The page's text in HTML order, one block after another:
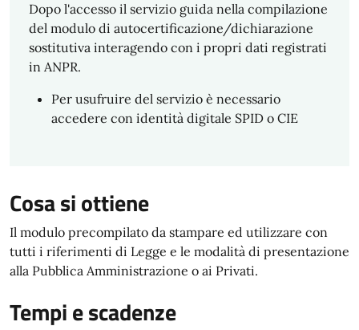
Dopo l'accesso il servizio guida nella compilazione
del modulo di autocertificazione/dichiarazione
sostitutiva interagendo con i propri dati registrati
in ANPR.
Per usufruire del servizio è necessario
accedere con identità digitale SPID o CIE
Cosa si ottiene
Il modulo precompilato da stampare ed utilizzare con
tutti i riferimenti di Legge e le modalità di presentazione
alla Pubblica Amministrazione o ai Privati.
Tempi e scadenze